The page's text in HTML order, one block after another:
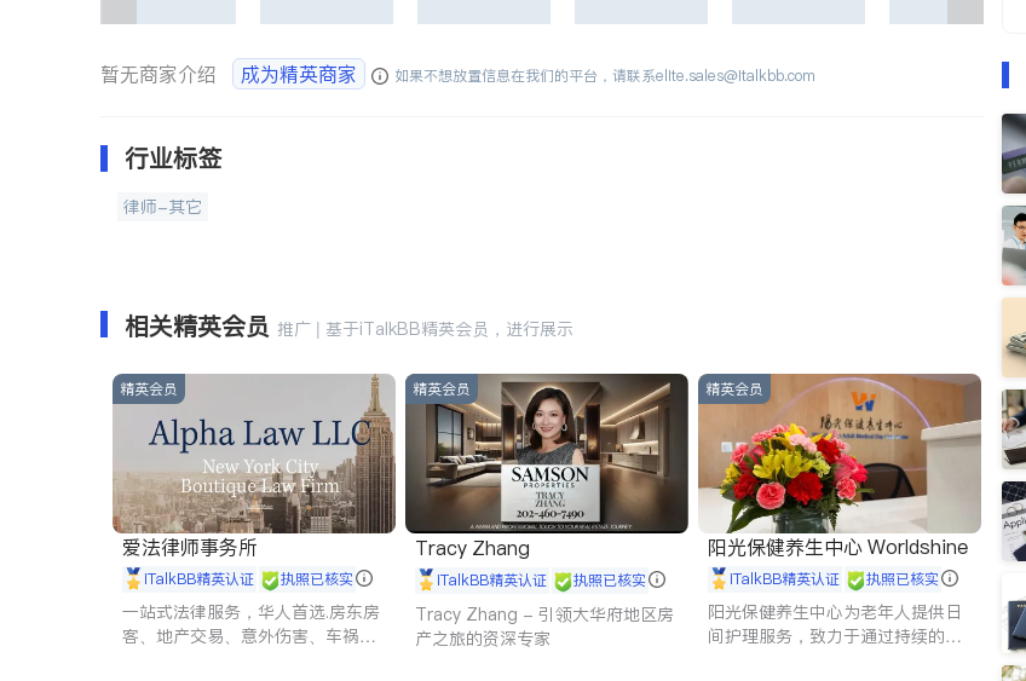
暂无商家介绍 成为精英商家 如果不想放置信息在我们的平台，请联系elite.sales@italkbb.com
行业标签
律师-其它
相关精英会员 推广 | 基于iTalkBB精英会员，进行展示
精英会员
爱法律师事务所
iTalkBB精英认证 执照已核实
一站式法律服务，华人首选.房东房
客、地产交易、意外伤害、车祸重
精英会员
Tracy Zhang
iTalkBB精英认证 执照已核实
Tracy Zhang - 引领大华府地区房
产之旅的资深专家
精英会员
阳光保健养生中心 Worldshine
iTalkBB精英认证 执照已核实
阳光保健养生中心为老年人提供日
间护理服务，致力于通过持续的护